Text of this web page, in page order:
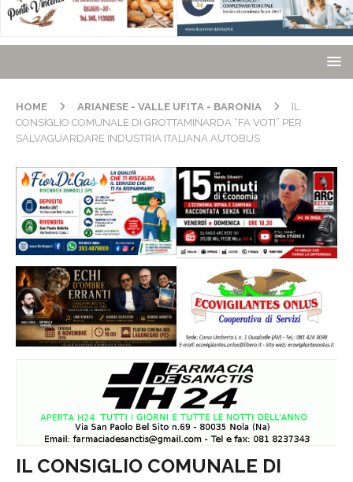
HOME ARIANESE - VALLE UFITA - BARONIA
IL
CONSIGLIO COMUNALE DI GROTTAMINARDA “FA VOTI” PER
SALVAGUARDARE INDUSTRIA ITALIANA AUTOBUS
IL CONSIGLIO COMUNALE DI